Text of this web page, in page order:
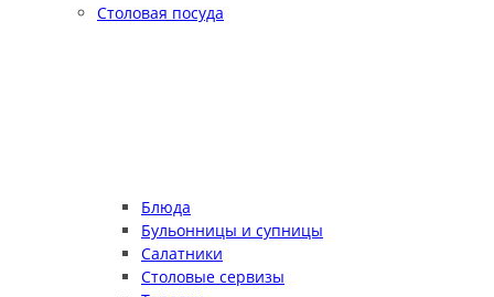
Столовая посуда
Блюда
Бульонницы и супницы
Салатники
Столовые сервизы